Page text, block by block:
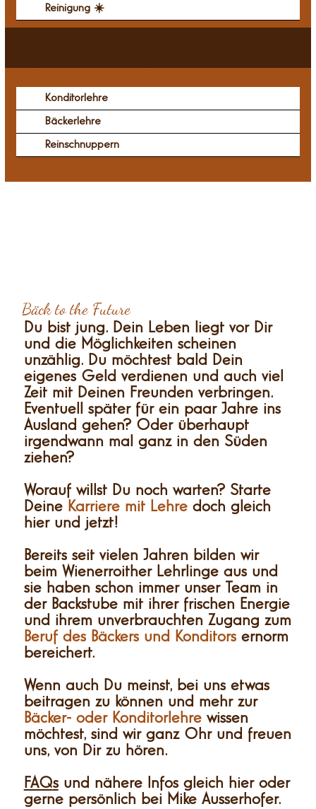
Reinigung ☀️
Bäck to the Future
Du bist jung. Dein Leben liegt vor Dir
und die Möglichkeiten scheinen
unzählig. Du möchtest bald Dein
eigenes Geld verdienen und auch viel
Zeit mit Deinen Freunden verbringen.
Eventuell später für ein paar Jahre ins
Ausland gehen? Oder überhaupt
irgendwann mal ganz in den Süden
ziehen?
Worauf willst Du noch warten? Starte
Deine Karriere mit Lehre doch gleich
hier und jetzt!
Bereits seit vielen Jahren bilden wir
beim Wienerroither Lehrlinge aus und
sie haben schon immer unser Team in
der Backstube mit ihrer frischen Energie
und ihrem unverbrauchten Zugang zum
Beruf des Bäckers und Konditors ernorm
bereichert.
Wenn auch Du meinst, bei uns etwas
beitragen zu können und mehr zur
Bäcker- oder Konditorlehrewissen
möchtest, sind wir ganz Ohr und freuen
uns, von Dir zu hören.
FAQsund nähere Infos gleich hier oder
gerne persönlich bei Mike Ausserhofer.
Konditorlehre
Bäckerlehre
Reinschnuppern